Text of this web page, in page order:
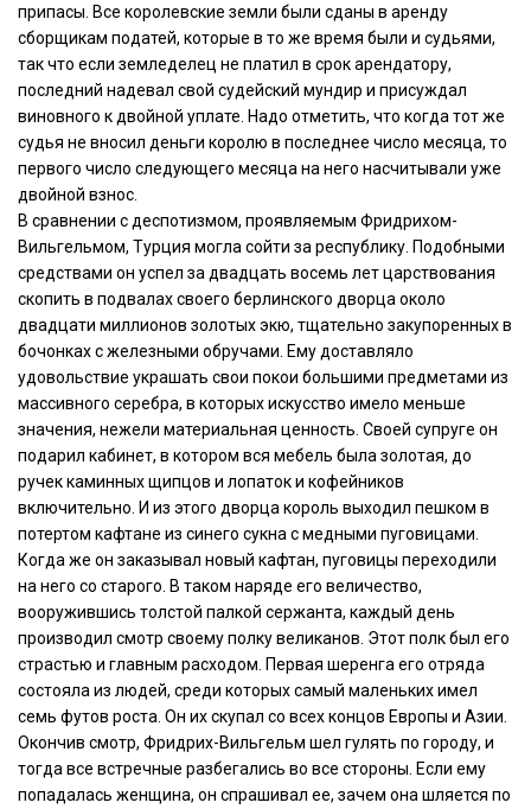
припасы. Все королевские земли были сданы в аренду
сборщикам податей, которые в то же время были и судьями,
так что если земледелец не платил в срок арендатору,
последний надевал свой судейский мундир и присуждал
виновного к двойной уплате. Надо отметить, что когда тот же
судья не вносил деньги королю в последнее число месяца, то
первого число следующего месяца на него насчитывали уже
двойной взнос.
В сравнении с деспотизмом, проявляемым Фридрихом-
Вильгельмом, Турция могла сойти за республику. Подобными
средствами он успел за двадцать восемь лет царствования
скопить в подвалах своего берлинского дворца около
двадцати миллионов золотых экю, тщательно закупоренных в
бочонках с железными обручами. Ему доставляло
удовольствие украшать свои покои большими предметами из
массивного серебра, в которых искусство имело меньше
значения, нежели материальная ценность. Своей супруге он
подарил кабинет, в котором вся мебель была золотая, до
ручек каминных щипцов и лопаток и кофейников
включительно. И из этого дворца король выходил пешком в
потертом кафтане из синего сукна с медными пуговицами.
Когда же он заказывал новый кафтан, пуговицы переходили
на него со старого. В таком наряде его величество,
вооружившись толстой палкой сержанта, каждый день
производил смотр своему полку великанов. Этот полк был его
страстью и главным расходом. Первая шеренга его отряда
состояла из людей, среди которых самый маленьких имел
семь футов роста. Он их скупал со всех концов Европы и Азии.
Окончив смотр, Фридрих-Вильгельм шел гулять по городу, и
тогда все встречные разбегались во все стороны. Если ему
попадалась женщина, он спрашивал ее, зачем она шляется по